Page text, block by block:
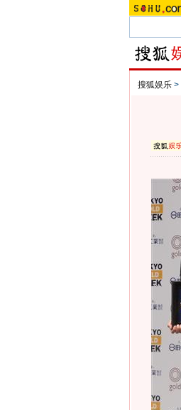
搜狐娱乐 >